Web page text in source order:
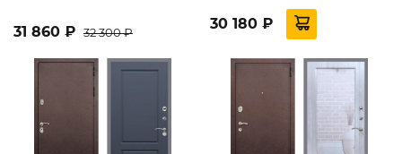
31 860 ₽ 32 300 ₽ 30 180 ₽